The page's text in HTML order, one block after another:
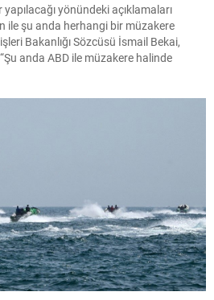
yönündeki açıklamaları
ile şu anda herhangi bir müzakere
Bakanlığı Sözcüsü İsmail Bekai,
anda ABD ile müzakere halinde
Umman ile sürdürüldüğünü belirtti.